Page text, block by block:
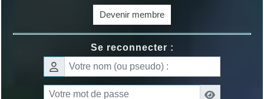
Devenir membre
Se reconnecter :